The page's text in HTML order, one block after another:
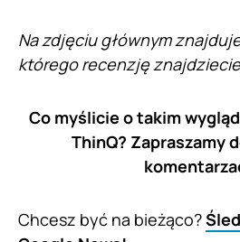
Na zdjęciu głównym
którego recenzję
Co myślicie o takim
ThinQ? Zapraszamy
Chcesz być na bieżąco?